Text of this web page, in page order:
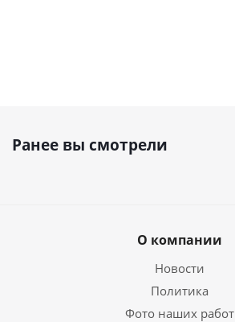
Ранее вы смотрели
О компании
Новости
Политика
Фото наших работ